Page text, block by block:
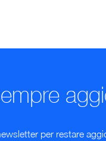
per restare